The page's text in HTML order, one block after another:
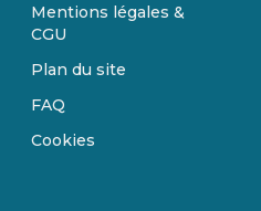
Mentions légales &
CGU
Plan du site
FAQ
Cookies